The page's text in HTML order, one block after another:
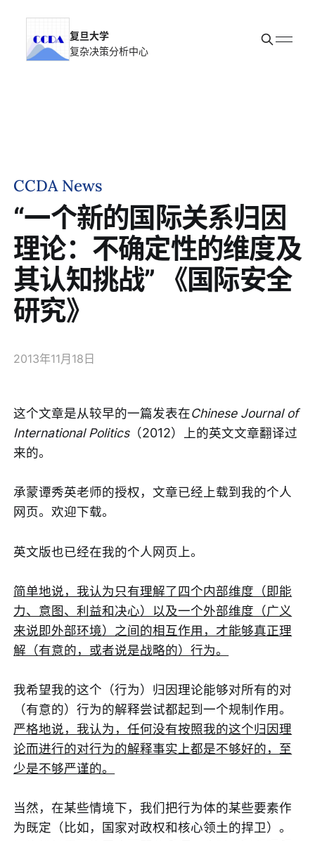
复旦大学
复杂决策分析中心
CCDA News
“一个新的国际关系归因
理论：不确定性的维度及
其认知挑战” 《国际安全
研究》
2013年11月18日
这个文章是从较早的一篇发表在Chinese Journal of
International Politics（2012）上的英文文章翻译过
来的。
承蒙谭秀英老师的授权，文章已经上载到我的个人
网页。欢迎下载。
英文版也已经在我的个人网页上。
简单地说，我认为只有理解了四个内部维度（即能
力、意图、利益和决心）以及一个外部维度（广义
来说即外部环境）之间的相互作用，才能够真正理
解（有意的，或者说是战略的）行为。
我希望我的这个（行为）归因理论能够对所有的对
（有意的）行为的解释尝试都起到一个规制作用。
严格地说，我认为，任何没有按照我的这个归因理
论而进行的对行为的解释事实上都是不够好的，至
少是不够严谨的。
当然，在某些情境下，我们把行为体的某些要素作
为既定（比如，国家对政权和核心领土的捍卫）。